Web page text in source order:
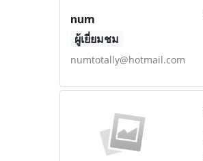
num
ผู้เยี่ยมชม
numtotally@hotmail.com